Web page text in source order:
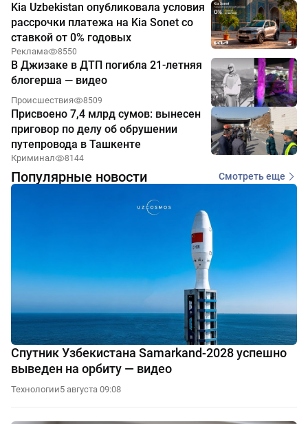
Kia Uzbekistan опубликовала условия
рассрочки платежа на Kia Sonet со
ставкой от 0% годовых
Реклама 8550
В Джизаке в ДТП погибла 21-летняя
блогерша — видео
Происшествия 8509
Присвоено 7,4 млрд сумов: вынесен
приговор по делу об обрушении
путепровода в Ташкенте
Криминал 8144
Популярные новости Смотреть еще
Спутник Узбекистана Samarkand-2028 успешно
выведен на орбиту — видео
Технологии5 августа 09:08